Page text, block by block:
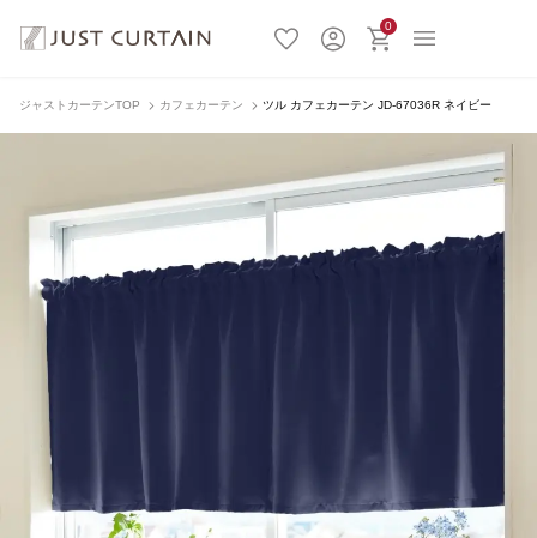
0
ジャストカーテンTOP カフェカーテン ツル カフェカーテン JD-67036R ネイビー